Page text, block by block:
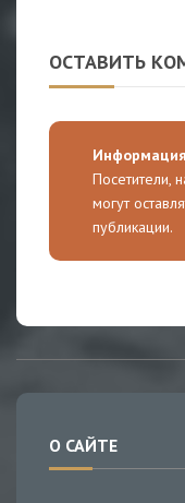
ОСТАВИТЬ
Информация
Посетители,
могут
публикации.
О САЙТЕ